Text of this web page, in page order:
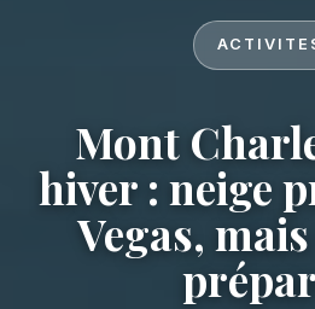
Mont
hiver : neige
Vegas,